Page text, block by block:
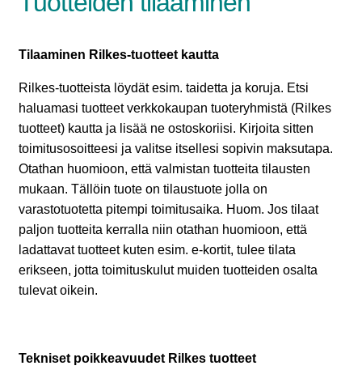
Toimituskulut
Tuotteiden jälleenmyynti
Rekisteriseloste
Korujen hoito ja solmut
RILKES KAUPPA
alemman
tason
RILKES TUOTTEET
Laajenna
tason
PALVELUT
Laajenna
GALLERIA
Tilaaminen Rilkes-tuotteet kautta
Rilkes-tuotteista löydät esim. taidetta ja koruja. Etsi
haluamasi tuotteet verkkokaupan tuoteryhmistä (Rilkes
tuotteet) kautta ja lisää ne ostoskoriisi. Kirjoita sitten
toimitusosoitteesi ja valitse itsellesi sopivin maksutapa.
Otathan huomioon, että valmistan tuotteita tilausten
mukaan. Tällöin tuote on tilaustuote jolla on
varastotuotetta pitempi toimitusaika. Huom. Jos tilaat
paljon tuotteita kerralla niin otathan huomioon, että
ladattavat tuotteet kuten esim. e-kortit, tulee tilata
erikseen, jotta toimituskulut muiden tuotteiden osalta
tulevat oikein.
Tekniset poikkeavuudet Rilkes tuotteet